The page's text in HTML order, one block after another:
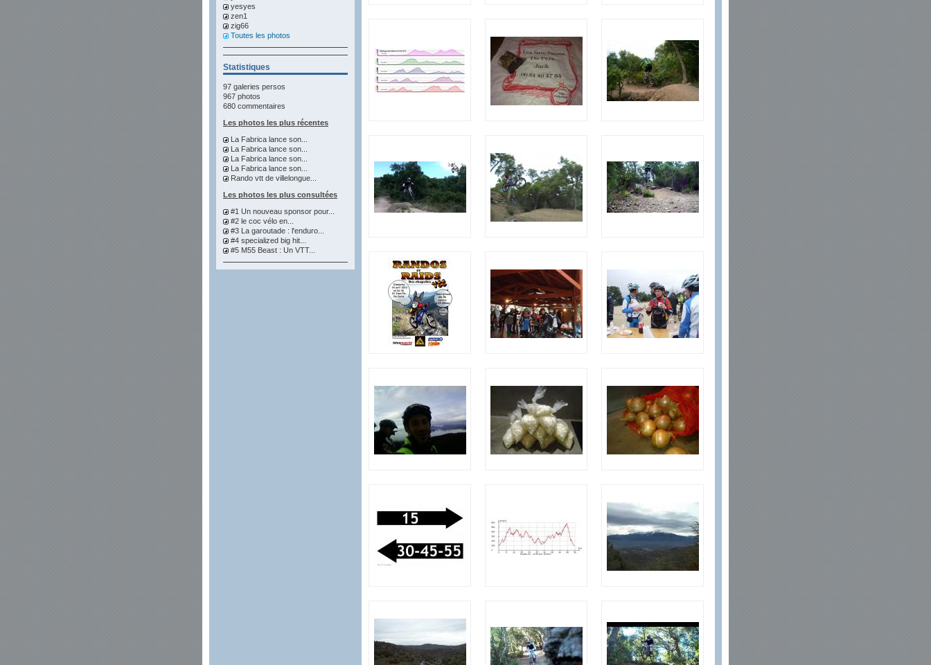
yesyes
zen1
zig66
Toutes les photos
Statistiques
97 galeries persos
967 photos
680 commentaires
Les photos les plus récentes
La Fabrica lance son...
La Fabrica lance son...
La Fabrica lance son...
La Fabrica lance son...
Rando vtt de villelongue...
Les photos les plus consultées
#1 Un nouveau sponsor pour...
#2 le coc vélo en...
#3 La garoutade : l'enduro...
#4 specialized big hit...
#5 M55 Beast : Un VTT...